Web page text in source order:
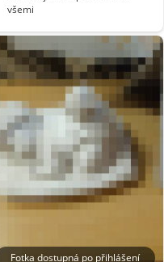
všemi
Fotka dostupná po přihlášení